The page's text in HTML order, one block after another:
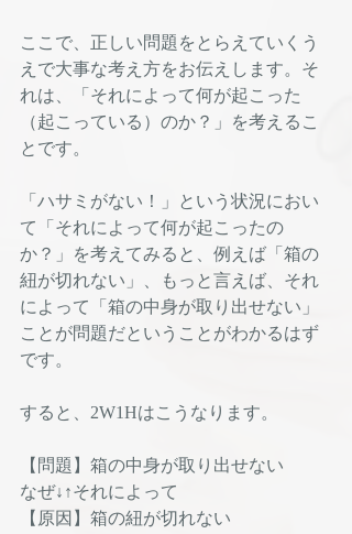
ここで、正しい問題をとらえていくう
えで大事な考え方をお伝えします。そ
れは、「それによって何が起こった
（起こっている）のか？」を考えるこ
とです。
「ハサミがない！」という状況におい
て「それによって何が起こったの
か？」を考えてみると、例えば「箱の
紐が切れない」、もっと言えば、それ
によって「箱の中身が取り出せない」
ことが問題だということがわかるはず
です。
すると、2W1Hはこうなります。
【問題】箱の中身が取り出せない
なぜ↓↑それによって
【原因】箱の紐が切れない